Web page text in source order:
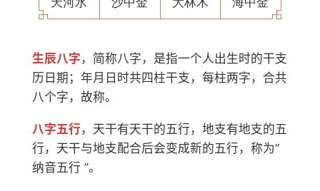
生辰八字 ，简称八字，是指一个人出生时的干支
历日期；年月日时共四柱干支，每柱两字，合共
八个字，故称。
八字五行 ，天干有天干的五行，地支有地支的五
行，天干与地支配合后会变成新的五行，称为“
纳音五行 ”。